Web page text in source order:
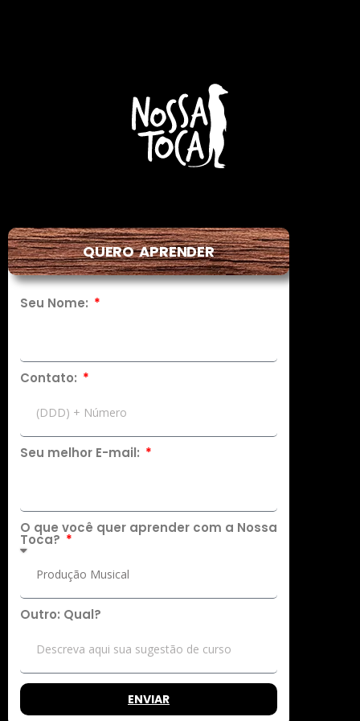
QUERO APRENDER
Seu Nome:
Contato:
Seu melhor E-mail:
O que você quer aprender com a Nossa
Toca?
Outro: Qual?
ENVIAR